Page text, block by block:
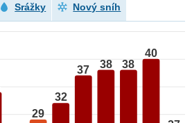
Srážky Nový sníh
29
32
37 38 38
40